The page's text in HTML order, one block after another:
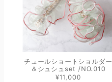
チュールショートショルダー
＆シュシュset /NO.010
¥11,000